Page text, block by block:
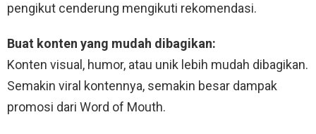
pengikut cenderung mengikuti rekomendasi.
Buat konten yang mudah dibagikan:
Konten visual, humor, atau unik lebih mudah dibagikan.
Semakin viral kontennya, semakin besar dampak
promosi dari Word of Mouth.